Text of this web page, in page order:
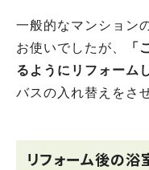
一般的なマンション
お使いでしたが、
「
るようにリフォーム
バスの入れ替えをさ
リフォーム後の浴